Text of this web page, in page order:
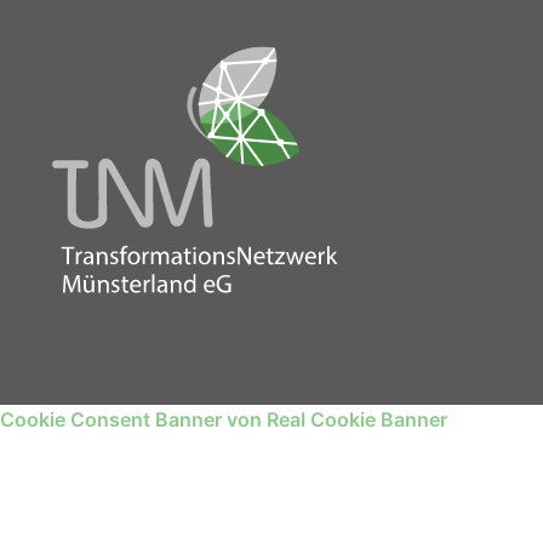
Cookie Consent Banner von Real Cookie Banner